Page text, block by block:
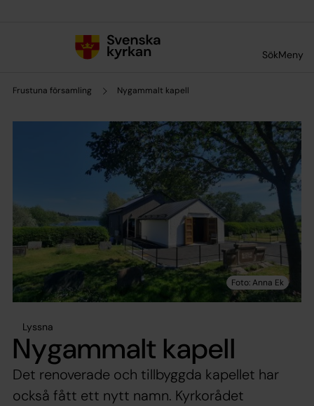
SökMeny
Frustuna församling Nygammalt kapell
Lyssna
Nygammalt kapell
Det renoverade och tillbyggda kapellet har
också fått ett nytt namn. Kyrkorådet